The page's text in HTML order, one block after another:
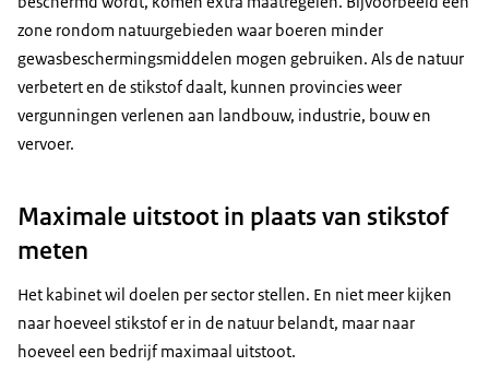
zone rondom natuurgebieden waar boeren minder
gewasbeschermingsmiddelen mogen gebruiken. Als de natuur
verbetert en de stikstof daalt, kunnen provincies weer
vergunningen verlenen aan landbouw, industrie, bouw en
vervoer.
Maximale uitstoot in plaats van stikstof
meten
Het kabinet wil doelen per sector stellen. En niet meer kijken
naar hoeveel stikstof er in de natuur belandt, maar naar
hoeveel een bedrijf maximaal uitstoot.